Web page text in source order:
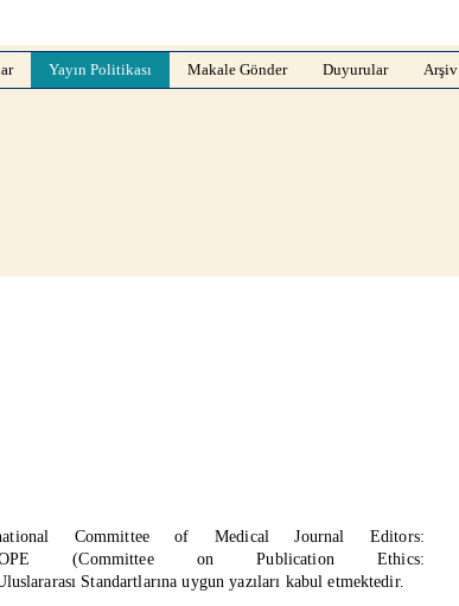
Yayın Politikası Makale Gönder Duyurular Arşiv
Committee of Medical Journal Editors:
(Committee on Publication Ethics:
Standartlarına uygun yazıları kabul etmektedir.